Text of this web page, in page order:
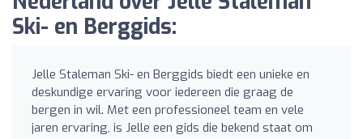
Ski- en Berggids:
Jelle Staleman Ski- en Berggids biedt een unieke en
deskundige ervaring voor iedereen die graag de
bergen in wil. Met een professioneel team en vele
jaren ervaring, is Jelle een gids die bekend staat om